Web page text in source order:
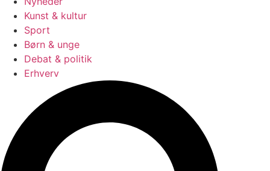
Kunst & kultur
Sport
Børn & unge
Debat & politik
Erhverv